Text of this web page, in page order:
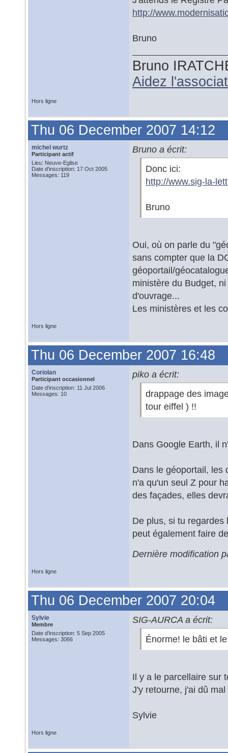
http://
Bruno
Bruno
Aidez
Hors ligne
Thu 06 December 2007 14:12
michel wurtz
Participant actif
Lieu: Neuve-Eglise
Date d'inscription: 17 Oct 2005
Messages: 119
Bruno a écrit:
Donc ici:
http://www.sig-la-
Bruno
Oui, où on parle du
sans compter que la
géoportail/
ministère du Budget,
d'ouvrage...
Les ministères et les
Hors ligne
Thu 06 December 2007 16:48
Coriolan
Participant occasionnel
Date d'inscription: 11 Jul 2006
Messages: 10
piko a écrit:
drappage des
tour eiffel ) !!
Dans Google Earth, il
Dans le géoportail, les
n'a qu'un seul Z pour
des façades, elles
De plus, si tu regardes
peut également faire
Dernière modification
Hors ligne
Thu 06 December 2007 20:04
Sylvie
Membre
Date d'inscription: 5 Sep 2005
Messages: 3066
SIG-AURCA a écrit:
Énorme! le bâti et
Il y a le parcellaire sur
J'y retourne, j'ai dû
Sylvie
Hors ligne